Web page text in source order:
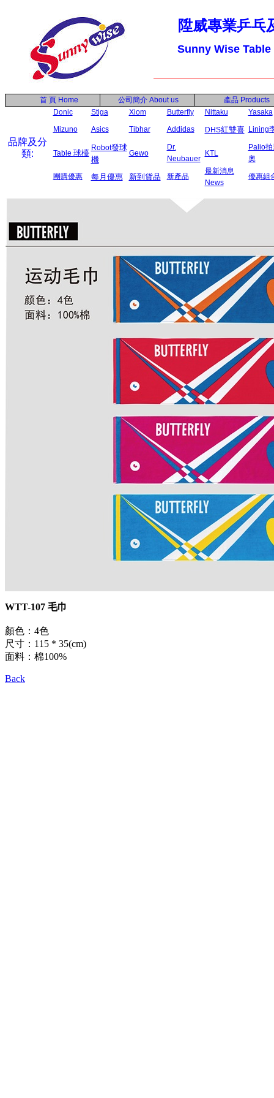
陞威專業乒乓
Sunny Wise
首 頁 Home 公司簡介 About us 產品 Products
品牌及分
類:
Donic Stiga Xiom Butterfly Nittaku
Yasaka
Mizuno
Asics Tibhar Addidas DHS紅雙喜 Lining
Table 球檯
Robot發球
機
Gewo
Dr.
Neubauer
KTL
Palio拍
奧
團購優惠 每月優惠 新到貨品 新產品
最新消息
News
優惠組
WTT-107 毛巾
顏色：4色
尺寸：115 * 35(cm)
面料：棉100%
Back